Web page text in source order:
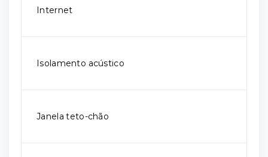
Internet
Isolamento acústico
Janela teto-chão